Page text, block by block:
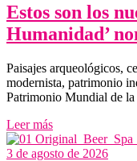
Estos son los
Humanidad’
Paisajes arqueológicos,
modernista, patrimonio
Patrimonio Mundial de
Leer más
3 de agosto de 2026